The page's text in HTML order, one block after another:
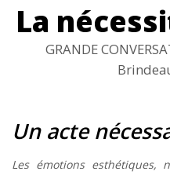
La
GRANDE
Un acte
Les émotions esthétiques,